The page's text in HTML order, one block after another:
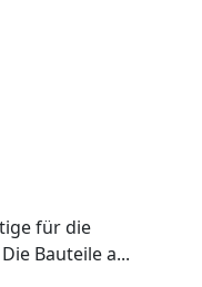
für die
Bauteile a...